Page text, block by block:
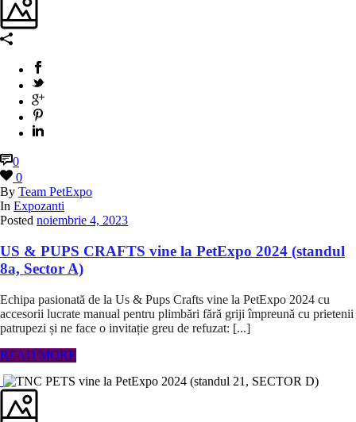
0
0
By Team PetExpo
In Expozanti
Posted noiembrie 4, 2023
US & PUPS CRAFTS vine la PetExpo 2024 (standul
8a, Sector A)
Echipa pasionată de la Us & Pups Crafts vine la PetExpo 2024 cu
accesorii lucrate manual pentru plimbări fără griji împreună cu prietenii
patrupezi și ne face o invitație greu de refuzat: [...]
READ MORE